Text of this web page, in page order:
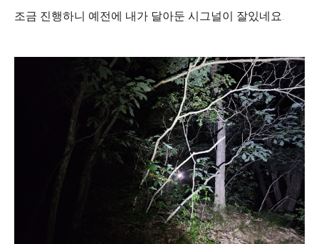
조금 진행하니 예전에 내가 달아둔 시그널이 잘있네요.